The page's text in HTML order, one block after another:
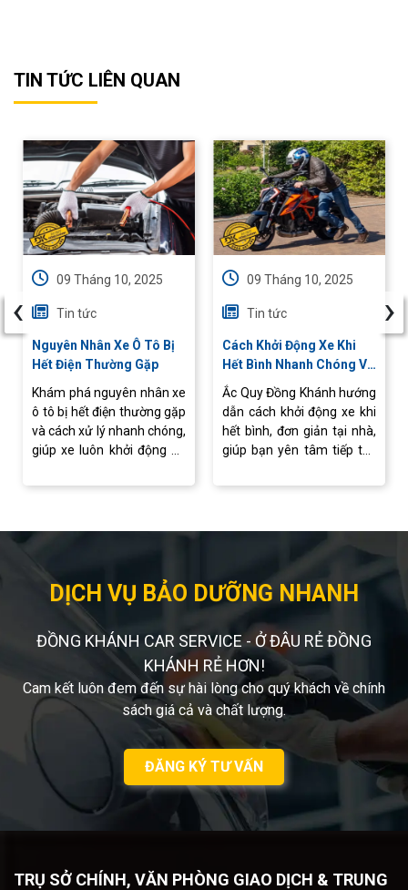
TIN TỨC LIÊN QUAN
09 Tháng 10, 2025
Tin tức
Nguyên Nhân Xe Ô Tô Bị
Hết Điện Thường Gặp
Khám phá nguyên nhân xe
ô tô bị hết điện thường gặp
và cách xử lý nhanh chóng,
giúp xe luôn khởi động ổn
09 Tháng 10, 2025
Tin tức
Cách Khởi Động Xe Khi
Hết Bình Nhanh Chóng Và
An Toàn
Ắc Quy Đồng Khánh hướng
dẫn cách khởi động xe khi
hết bình, đơn giản tại nhà,
giúp bạn yên tâm tiếp tục
gián đoạn.
‹ ›
DỊCH VỤ BẢO DƯỠNG NHANH
ĐỒNG KHÁNH CAR SERVICE - Ở ĐÂU RẺ ĐỒNG
KHÁNH RẺ HƠN!
Cam kết luôn đem đến sự hài lòng cho quý khách về chính
sách giá cả và chất lượng.
ĐĂNG KÝ TƯ VẤN
TRỤ SỞ CHÍNH, VĂN PHÒNG GIAO DỊCH & TRUNG